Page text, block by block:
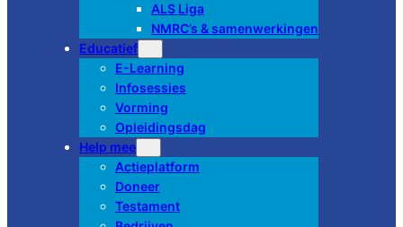
ALS Liga
NMRC’s & samenwerkingen
Educatief
E-Learning
Infosessies
Vorming
Opleidingsdag
Help mee
Actieplatform
Doneer
Testament